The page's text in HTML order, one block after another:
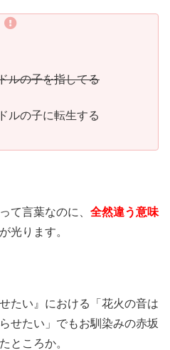
ルの子を指してる
ルの子に転生する
て言葉なのに、 全然違う意味
が光ります。
たい』における「花火の音は
せたい」でもお馴染みの赤坂
ところか。